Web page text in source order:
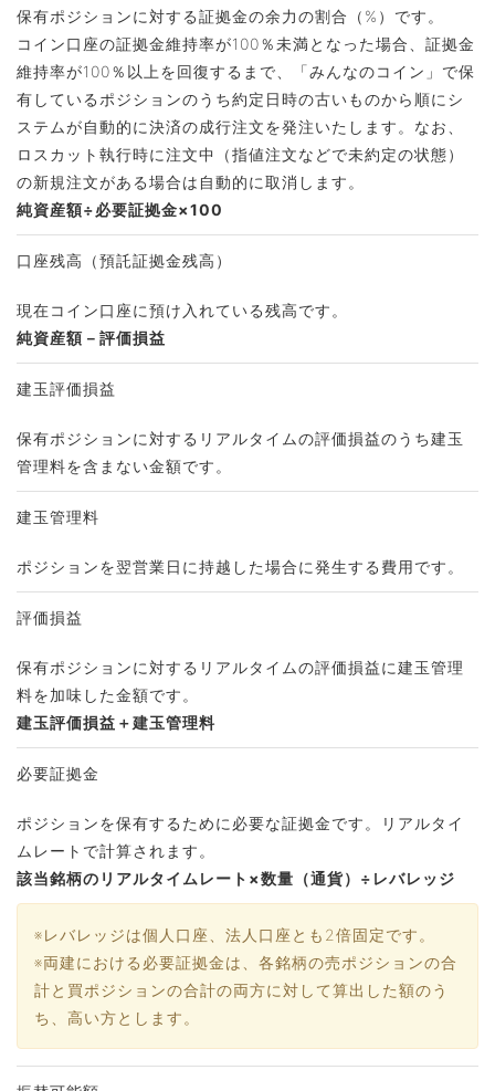
保有ポジションに対する証拠金の余力の割合（%）です。
コイン口座の証拠金維持率が100％未満となった場合、証拠金
維持率が100％以上を回復するまで、「みんなのコイン」で保
有しているポジションのうち約定日時の古いものから順にシ
ステムが自動的に決済の成行注文を発注いたします。なお、
ロスカット執行時に注文中（指値注文などで未約定の状態）
の新規注文がある場合は自動的に取消します。
純資産額÷必要証拠金×100
口座残高（預託証拠金残高）
現在コイン口座に預け入れている残高です。
純資産額－評価損益
建⽟評価損益
保有ポジションに対するリアルタイムの評価損益のうち建玉
管理料を含まない⾦額です。
建玉管理料
ポジションを翌営業日に持越した場合に発生する費用です。
評価損益
保有ポジションに対するリアルタイムの評価損益に建玉管理
料を加味した⾦額です。
建⽟評価損益＋建玉管理料
必要証拠⾦
ポジションを保有するために必要な証拠⾦です。リアルタイ
ムレートで計算されます。
該当銘柄のリアルタイムレート×数量（通貨）÷レバレッジ
※レバレッジは個人口座、法人口座とも2倍固定です。
※両建における必要証拠金は、各銘柄の売ポジションの合
計と買ポジションの合計の両方に対して算出した額のう
ち、高い方とします。